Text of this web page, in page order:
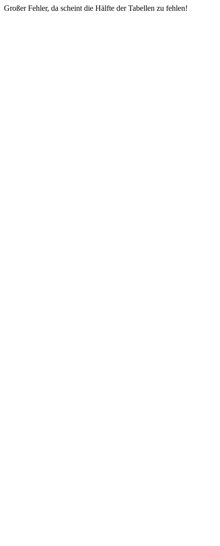
Großer Fehler, da scheint die Hälfte der Tabellen zu fehlen!